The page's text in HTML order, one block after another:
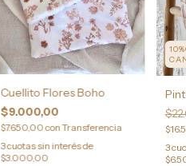
Cuellito Flores Boho
$9.000,00
$7.650,00conTransferencia
3cuotas sin interés de
$3.000,00
3